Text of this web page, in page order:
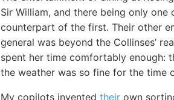
Sir William, and there being only
counterpart of the first. Their other
general was beyond the Collinses’
spent her time comfortably enough:
the weather was so fine for the time
My copilots invented their own